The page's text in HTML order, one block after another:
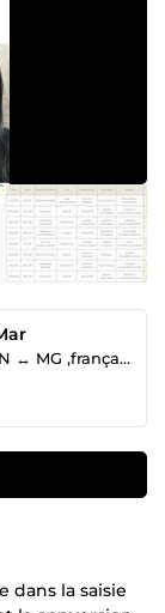
Saisie, Copy-Paste & Traduction EN ↔ MG ,français ↔ Malagasy
dans la saisie